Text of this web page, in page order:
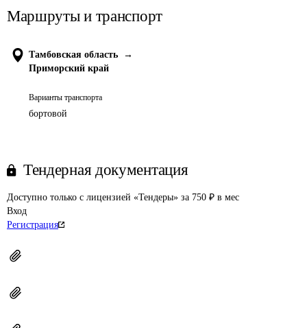
Маршруты и транспорт
Тамбовская область
→
Приморский край
Варианты транспорта
бортовой
Тендерная документация
Доступно только с лицензией «Тендеры» за 750 ₽ в мес
Вход
Регистрация